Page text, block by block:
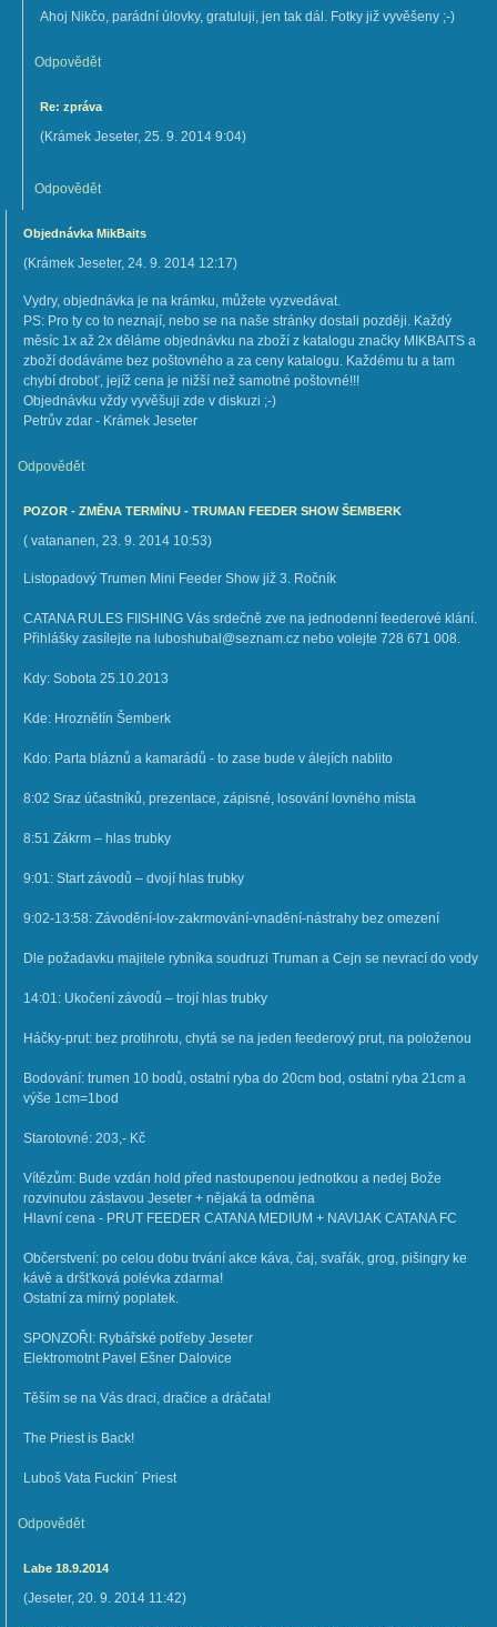
Ahoj Nikčo, parádní úlovky, gratuluji, jen tak dál. Fotky již vyvěšeny ;-)
Odpovědět
Re: zpráva
(Krámek Jeseter, 25. 9. 2014 9:04)
Odpovědět
Objednávka MikBaits
(Krámek Jeseter, 24. 9. 2014 12:17)
Vydry, objednávka je na krámku, můžete vyzvedávat.
PS: Pro ty co to neznají, nebo se na naše stránky dostali později. Každý
měsíc 1x až 2x děláme objednávku na zboží z katalogu značky MIKBAITS a
zboží dodáváme bez poštovného a za ceny katalogu. Každému tu a tam
chybí droboť, jejíž cena je nižší než samotné poštovné!!!
Objednávku vždy vyvěšuji zde v diskuzi ;-)
Petrův zdar - Krámek Jeseter
Odpovědět
POZOR - ZMĚNA TERMÍNU - TRUMAN FEEDER SHOW ŠEMBERK
( vatananen, 23. 9. 2014 10:53)
Listopadový Trumen Mini Feeder Show již 3. Ročník
CATANA RULES FIISHING Vás srdečně zve na jednodenní feederové klání.
Přihlášky zasílejte na luboshubal@seznam.cz nebo volejte 728 671 008.
Kdy: Sobota 25.10.2013
Kde: Hroznětín Šemberk
Kdo: Parta bláznů a kamarádů - to zase bude v álejích nablito
8:02 Sraz účastníků, prezentace, zápisné, losování lovného místa
8:51 Zákrm – hlas trubky
9:01: Start závodů – dvojí hlas trubky
9:02-13:58: Závodění-lov-zakrmování-vnadění-nástrahy bez omezení
Dle požadavku majitele rybníka soudruzi Truman a Cejn se nevrací do vody
14:01: Ukočení závodů – trojí hlas trubky
Háčky-prut: bez protihrotu, chytá se na jeden feederový prut, na položenou
Bodování: trumen 10 bodů, ostatní ryba do 20cm bod, ostatní ryba 21cm a
výše 1cm=1bod
Starotovné: 203,- Kč
Vítězům: Bude vzdán hold před nastoupenou jednotkou a nedej Bože
rozvinutou zástavou Jeseter + nějaká ta odměna
Hlavní cena - PRUT FEEDER CATANA MEDIUM + NAVIJAK CATANA FC
Občerstvení: po celou dobu trvání akce káva, čaj, svařák, grog, pišingry ke
kávě a dršťková polévka zdarma!
Ostatní za mírný poplatek.
SPONZOŘI: Rybářské potřeby Jeseter
Elektromotnt Pavel Ešner Dalovice
Těším se na Vás draci, dračice a dráčata!
The Priest is Back!
Luboš Vata Fuckin´ Priest
Odpovědět
Labe 18.9.2014
(Jeseter, 20. 9. 2014 11:42)